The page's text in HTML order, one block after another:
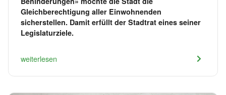
Gleichberechtigung aller Einwohnenden
sicherstellen. Damit erfüllt der Stadtrat eines seiner
Legislaturziele.
weiterlesen